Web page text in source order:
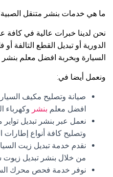
ما هي خدمات بنشر متنقل
نحن لدينا خبرات عالية في كافة
الدورية أو تبديل القطع التالفة أو
السيارة وبخربة افضل معلم بنشر
ونعمل أيضا في:
صيانة وتصليح مكيف
افضل معلم بنشر وكهرباء
نعمل عبر بنشر تبديل
وتصليح كافة أنواع إطارات
نقدم خدمة تبديل زيت
من خلال بنشر تبديل زيوت
نوفر خدمة فحص محرك